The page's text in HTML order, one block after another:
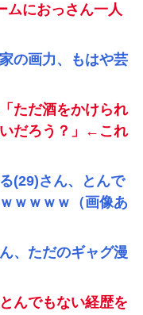
ムにおっさん一人
の画力、もはや芸
ただ酒をかけられ
だろう？」←これ
(29)さん、とんで
ｗｗｗｗ（画像あ
、ただのギャグ漫
んでもない経歴を